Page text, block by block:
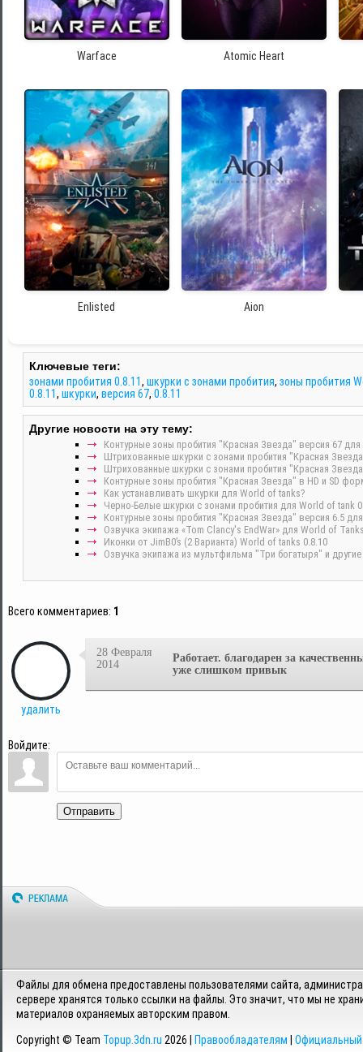
Warface Atomic Heart
Enlisted Aion
Ключевые теги:
зонами пробития 0.8.11, шкурки с зонами пробития, зоны пробития
0.8.11, шкурки, версия 67, 0.8.11
Другие новости на эту тему:
Контурные зоны пробития "Красная Звезда" версия 67
Штрихованные шкурки с зонами пробития "Красная
Штрихованные шкурки с зонами пробития "Красная
Контурные зоны пробития "Красная Звезда" в HD и SD
Как устанавливать шкурки для World of tanks?
Черно-Белые шкурки с зонами пробития для World of tank
Контурные зоны пробития "Красная Звезда" версия 6.5
Озвучка экипажа «Tom Clancy's EndWar» для World of
Иконки от JimB0’s (2 Варианта) World of tanks 0.8.10
Озвучка экипажа из мультфильма "Три богатыря" и
Всего комментариев: 1
удалить
28 Февраля
2014
Работает. благодарен за
уже слишком привык
Войдите:
Отправить
Файлы для обмена предоставлены пользователями сайта,
сервере хранятся только ссылки на файлы. Это значит, что мы не
материалов охраняемых авторским правом.
Copyright © Team Topup.3dn.ru 2026 | Правообладателям Официальный